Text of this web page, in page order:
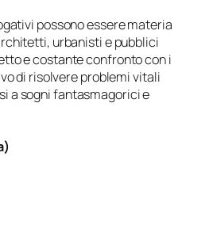
possono essere materia
urbanisti e pubblici
e costante confronto con i
di risolvere problemi vitali
a sogni fantasmagorici e
)